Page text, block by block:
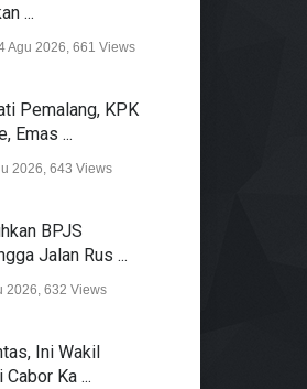
...
Agu 2026, 661 Views
Pemalang, KPK
Emas ...
2026, 643 Views
BPJS
Jalan Rus ...
2026, 632 Views
Ini Wakil
Ka ...